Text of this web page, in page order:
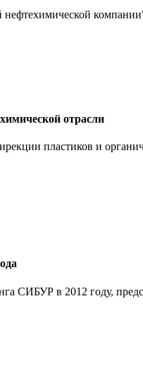
отрасли
пластиков и
СИБУР в 2012 году,